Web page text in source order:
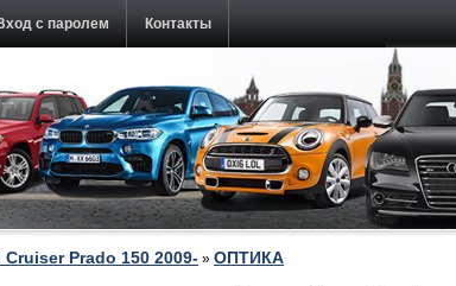
с паролем Контакты
Cruiser Prado 150 2009- » ОПТИКА